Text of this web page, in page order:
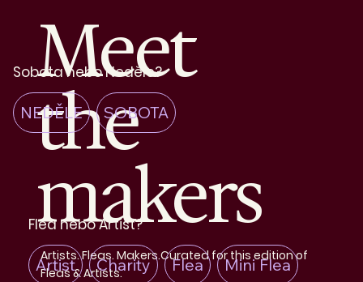
Meet
the
makers
Artists. Fleas. Makers.Curated for this edition of
Fleas & Artists.
Flea nebo Artist?
Artist Charity Flea Mini Flea
Sobota nebo Neděle?
NEDĚLE SOBOTA